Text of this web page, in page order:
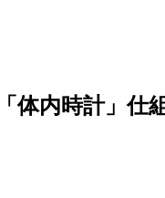
体内時計」仕